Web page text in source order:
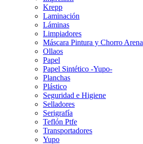
Krepp
Laminación
Láminas
Limpiadores
Máscara Pintura y Chorro Arena
Ollaos
Papel
Papel Sintético -Yupo-
Planchas
Plástico
Seguridad e Higiene
Selladores
Serigrafía
Teflón Ptfe
Transportadores
Yupo